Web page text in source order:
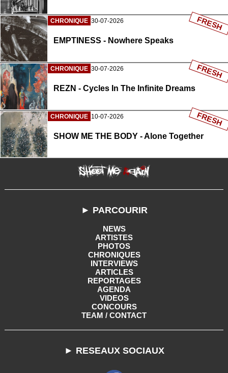
CHRONIQUE 30-07-2026
EMPTINESS - Nowhere Speaks
FRESH
CHRONIQUE 30-07-2026
REZN - Cycles In The Infinite Dreams
FRESH
CHRONIQUE 10-07-2026
SHOW ME THE BODY - Alone Together
FRESH
► PARCOURIR
NEWS
ARTISTES
PHOTOS
CHRONIQUES
INTERVIEWS
ARTICLES
REPORTAGES
AGENDA
VIDEOS
CONCOURS
TEAM / CONTACT
► RESEAUX SOCIAUX